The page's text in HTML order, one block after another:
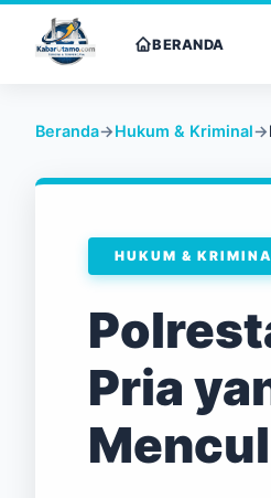
BERANDA
Beranda→Hukum & Kriminal→
HUKUM &
Pria